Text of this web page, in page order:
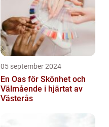
05 september 2024
En Oas för Skönhet och
Välmående i hjärtat av
Västerås